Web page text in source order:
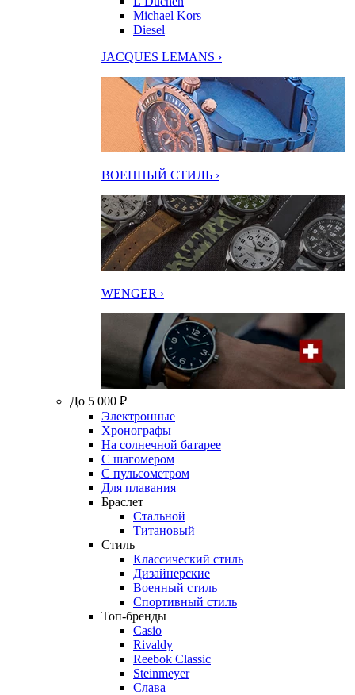
Michael Kors
Diesel
JACQUES LEMANS ›
ВОЕННЫЙ СТИЛЬ ›
WENGER ›
До 5 000 ₽
Электронные
Хронографы
На солнечной батарее
С шагомером
С пульсометром
Для плавания
Браслет
Стальной
Титановый
Стиль
Классический стиль
Дизайнерские
Военный стиль
Спортивный стиль
Топ-бренды
Casio
Rivaldy
Reebok Classic
Steinmeyer
Слава